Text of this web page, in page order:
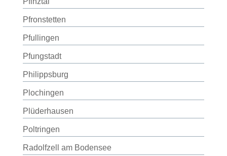
Pfronstetten
Pfullingen
Pfungstadt
Philippsburg
Plochingen
Plüderhausen
Poltringen
Radolfzell am Bodensee